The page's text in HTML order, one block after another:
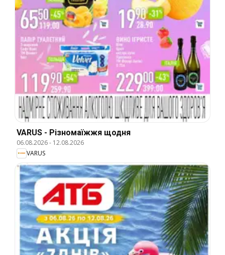
VARUS - Різномаїжжя щодня
06.08.2026- 12.08.2026
VARUS